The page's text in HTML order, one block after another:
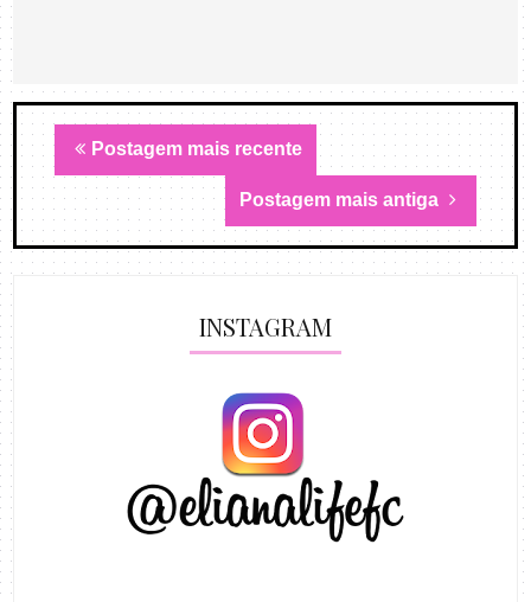
Postagem mais recente
Postagem mais antiga
INSTAGRAM